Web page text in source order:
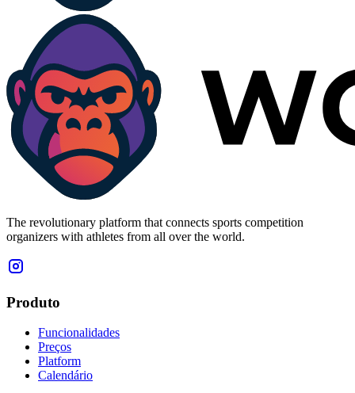
The revolutionary platform that connects sports competition
organizers with athletes from all over the world.
Produto
Funcionalidades
Preços
Platform
Calendário